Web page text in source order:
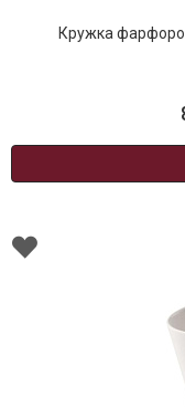
Кружка